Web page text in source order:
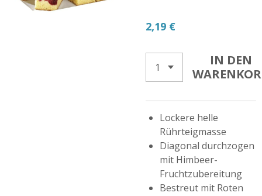
2,19 €
IN DEN
Lockere helle
Rührteigmasse
Diagonal durchzogen
mit Himbeer-
Fruchtzubereitung
Bestreut mit Roten